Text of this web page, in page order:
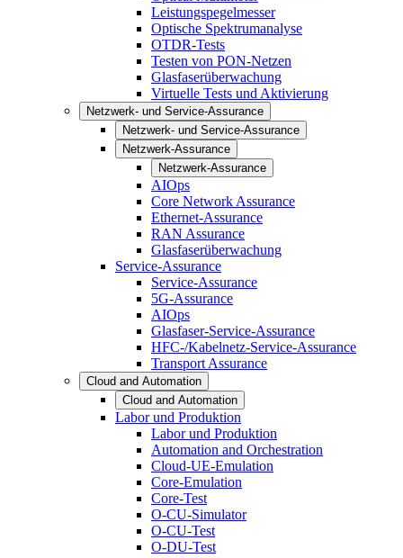
Leistungspegelmesser
Optische Spektrumanalyse
OTDR-Tests
Testen von PON-Netzen
Glasfaserüberwachung
Virtuelle Tests und Aktivierung
Netzwerk- und Service-Assurance
Netzwerk- und Service-Assurance
Netzwerk-Assurance
Netzwerk-Assurance
AIOps
Core Network Assurance
Ethernet-Assurance
RAN Assurance
Glasfaserüberwachung
Service-Assurance
Service-Assurance
5G-Assurance
AIOps
Glasfaser-Service-Assurance
HFC-/Kabelnetz-Service-Assurance
Transport Assurance
Cloud and Automation
Cloud and Automation
Labor und Produktion
Labor und Produktion
Automation and Orchestration
Cloud-UE-Emulation
Core-Emulation
Core-Test
O-CU-Simulator
O-CU-Test
O-DU-Test